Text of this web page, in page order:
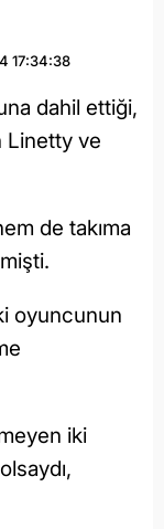
17:34:38
dahil ettiği,
Linetty ve
de takıma
oyuncunun
iki